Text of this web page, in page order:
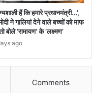
हैं कि हमारे प्रधानमंत्री…’,
ने गालियां देने वाले बच्चों को माफ
बोले ‘रामायण’ के ‘लक्ष्मण’
ago
Comments